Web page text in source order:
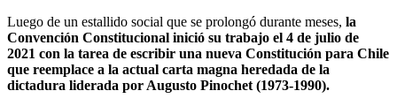
Luego de un estallido social que se prolongó durante meses, la
Convención Constitucional inició su trabajo el 4 de julio de
2021 con la tarea de escribir una nueva Constitución para Chile
que reemplace a la actual carta magna heredada de la
dictadura liderada por Augusto Pinochet (1973-1990).